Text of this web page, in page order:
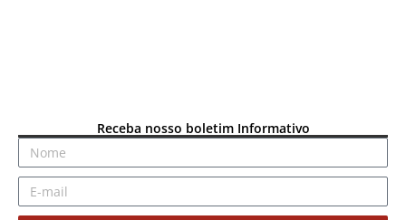
Receba nosso boletim Informativo